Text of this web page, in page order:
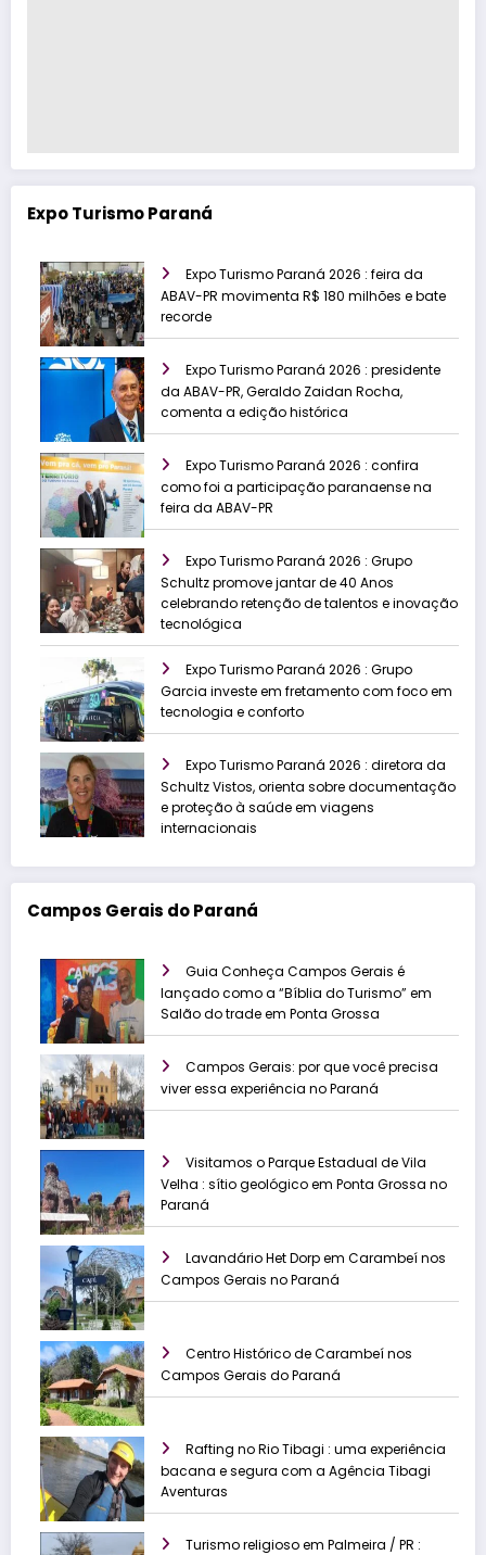
Expo Turismo Paraná
Expo Turismo Paraná 2026 : feira da
ABAV-PR movimenta R$ 180 milhões e bate
recorde
Expo Turismo Paraná 2026 : presidente
da ABAV-PR, Geraldo Zaidan Rocha,
comenta a edição histórica
Expo Turismo Paraná 2026 : confira
como foi a participação paranaense na
feira da ABAV-PR
Expo Turismo Paraná 2026 : Grupo
Schultz promove jantar de 40 Anos
celebrando retenção de talentos e inovação
tecnológica
Expo Turismo Paraná 2026 : Grupo
Garcia investe em fretamento com foco em
tecnologia e conforto
Expo Turismo Paraná 2026 : diretora da
Schultz Vistos, orienta sobre documentação
e proteção à saúde em viagens
internacionais
Campos Gerais do Paraná
Guia Conheça Campos Gerais é
lançado como a “Bíblia do Turismo” em
Salão do trade em Ponta Grossa
Campos Gerais: por que você precisa
viver essa experiência no Paraná
Visitamos o Parque Estadual de Vila
Velha : sítio geológico em Ponta Grossa no
Paraná
Lavandário Het Dorp em Carambeí nos
Campos Gerais no Paraná
Centro Histórico de Carambeí nos
Campos Gerais do Paraná
Rafting no Rio Tibagi : uma experiência
bacana e segura com a Agência Tibagi
Aventuras
Turismo religioso em Palmeira / PR :